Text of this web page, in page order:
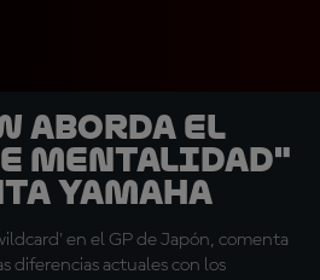
aborda el
mentalidad"
Yamaha
en el GP de Japón, comenta
diferencias actuales con los